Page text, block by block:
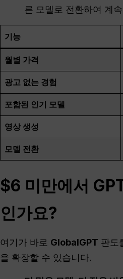
른 모델로 전환하여 계
기능
월별 가격
광고 없는 경험
포함된 인기 모델
영상 생성
모델 전환
$6 미만에서
인가요?
여기가 바로 GlobalGPT 판도
을 확장할 수 있습니다.